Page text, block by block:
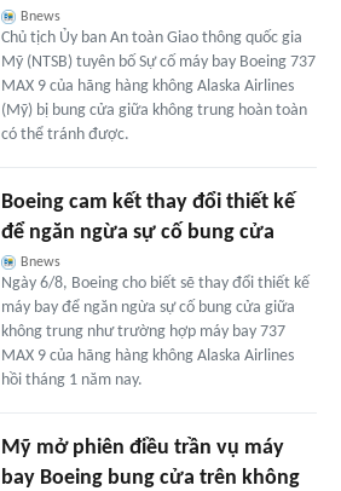
Bnews
Chủ tịch Ủy ban An toàn Giao thông quốc gia
Mỹ (NTSB) tuyên bố Sự cố máy bay Boeing 737
MAX 9 của hãng hàng không Alaska Airlines
(Mỹ) bị bung cửa giữa không trung hoàn toàn
có thể tránh được.
Boeing cam kết thay đổi thiết kế
để ngăn ngừa sự cố bung cửa
Bnews
Ngày 6/8, Boeing cho biết sẽ thay đổi thiết kế
máy bay để ngăn ngừa sự cố bung cửa giữa
không trung như trường hợp máy bay 737
MAX 9 của hãng hàng không Alaska Airlines
hồi tháng 1 năm nay.
Mỹ mở phiên điều trần vụ máy
bay Boeing bung cửa trên không